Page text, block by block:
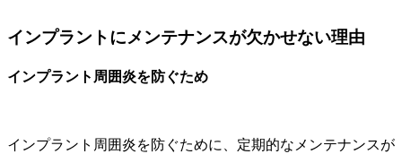
インプラントにメンテナンスが欠かせない理由
インプラント周囲炎を防ぐため
インプラント周囲炎を防ぐために、定期的なメンテナンスが